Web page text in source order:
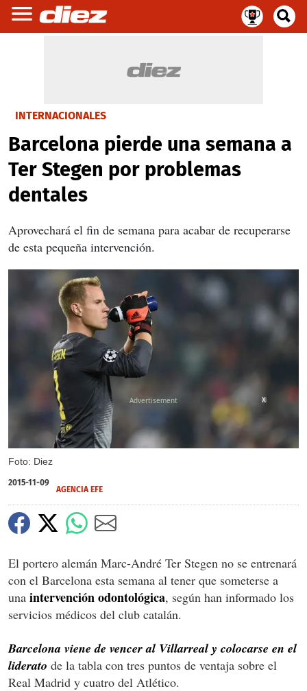
INTERNACIONALES
Barcelona pierde una semana a
Ter Stegen por problemas
dentales
Aprovechará el fin de semana para acabar de recuperarse
de esta pequeña intervención.
Foto: Diez
X
2015-11-09
AGENCIA EFE
El portero alemán Marc-André Ter Stegen no se entrenará
con el Barcelona esta semana al tener que someterse a
una intervención odontológica, según han informado los
servicios médicos del club catalán.
Barcelona viene de vencer al Villarreal y colocarse en el
liderato de la tabla con tres puntos de ventaja sobre el
Real Madrid y cuatro del Atlético.